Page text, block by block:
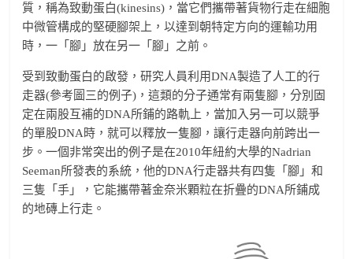
質，稱為致動蛋白(kinesins)，當它們攜帶著貨物行走在細胞
中微管構成的堅硬腳架上，以達到朝特定方向的運輸功用
時，一「腳」放在另一「腳」之前。
受到致動蛋白的啟發，研究人員利用DNA製造了人工的行
走器(參考圖三的例子)，這類的分子通常有兩隻腳，分別固
定在兩股互補的DNA所鋪的路軌上，當加入另一可以競爭
的單股DNA時，就可以釋放一隻腳，讓行走器向前跨出一
步。一個非常突出的例子是在2010年紐約大學的Nadrian
Seeman所發表的系統，他的DNA行走器共有四隻「腳」和
三隻「手」，它能攜帶著金奈米顆粒在折疊的DNA所鋪成
的地磚上行走。